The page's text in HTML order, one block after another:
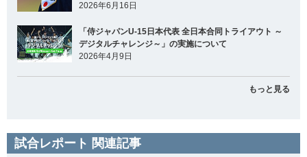
2026年6月16日
「侍ジャパンU-15日本代表 全日本合同トライアウト ～
デジタルチャレンジ～」の実施について
2026年4月9日
もっと見る
試合レポート 関連記事